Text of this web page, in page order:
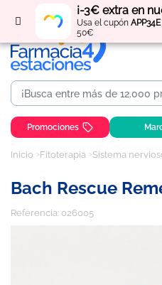
¡-3€ extra en
Usa el cupón APP34E
50€
Regístratey obtén
Promociones
Inicio Fitoterapia Sistema
Bach Rescue
Referencia: 026005